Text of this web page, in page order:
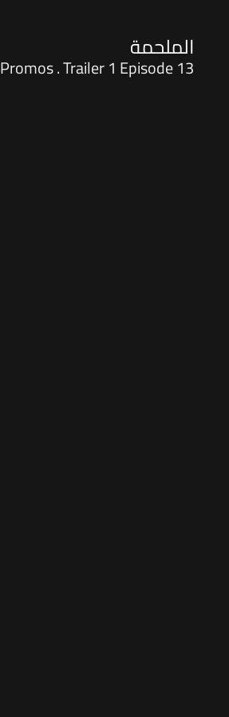
الملحمة
Promos . Trailer 1 Episode 13